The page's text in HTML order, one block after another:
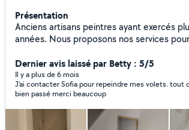
Présentation
Anciens artisans peintres ayant exercés
années. Nous proposons nos services
de maçonnerie, placo et joints, peinture
et portes... Etc. Nous essayons de garder
corrects pour que tout le monde puisse s'y
Personne sérieuses et soignées ayant le
détail. Pour plus de renseignements
nous envoyer un petit message devis
Dernier avis laissé par Betty : 5/5
Il y a plus de 6 mois
J'ai contacter Sofia pour repeindre mes volets. tout
bien passé merci beaucoup